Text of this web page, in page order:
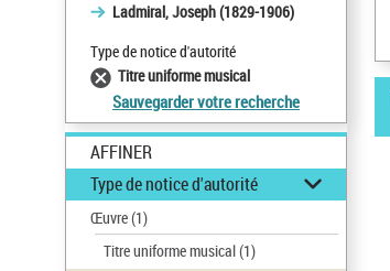
Ladmiral, Joseph (1829-1906)
Type de notice d'autorité
Titre uniforme musical
Sauvegarder votre recherche
AFFINER
Type de notice d'autorité
Œuvre(1)
Titre uniforme musical(1)